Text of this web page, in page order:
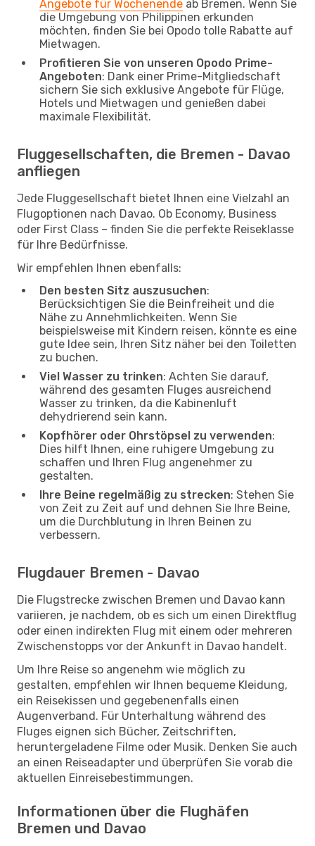
Angebote für Wochenende ab Bremen. Wenn Sie
die Umgebung von Philippinen erkunden
möchten, finden Sie bei Opodo tolle Rabatte auf
Mietwagen.
Profitieren Sie von unseren Opodo Prime-
Angeboten: Dank einer Prime-Mitgliedschaft
sichern Sie sich exklusive Angebote für Flüge,
Hotels und Mietwagen und genießen dabei
maximale Flexibilität.
Fluggesellschaften, die Bremen - Davao
anfliegen
Jede Fluggesellschaft bietet Ihnen eine Vielzahl an
Flugoptionen nach Davao. Ob Economy, Business
oder First Class – finden Sie die perfekte Reiseklasse
für Ihre Bedürfnisse.
Wir empfehlen Ihnen ebenfalls:
Den besten Sitz auszusuchen:
Berücksichtigen Sie die Beinfreiheit und die
Nähe zu Annehmlichkeiten. Wenn Sie
beispielsweise mit Kindern reisen, könnte es eine
gute Idee sein, Ihren Sitz näher bei den Toiletten
zu buchen.
Viel Wasser zu trinken: Achten Sie darauf,
während des gesamten Fluges ausreichend
Wasser zu trinken, da die Kabinenluft
dehydrierend sein kann.
Kopfhörer oder Ohrstöpsel zu verwenden:
Dies hilft Ihnen, eine ruhigere Umgebung zu
schaffen und Ihren Flug angenehmer zu
gestalten.
Ihre Beine regelmäßig zu strecken: Stehen Sie
von Zeit zu Zeit auf und dehnen Sie Ihre Beine,
um die Durchblutung in Ihren Beinen zu
verbessern.
Flugdauer Bremen - Davao
Die Flugstrecke zwischen Bremen und Davao kann
variieren, je nachdem, ob es sich um einen Direktflug
oder einen indirekten Flug mit einem oder mehreren
Zwischenstopps vor der Ankunft in Davao handelt.
Um Ihre Reise so angenehm wie möglich zu
gestalten, empfehlen wir Ihnen bequeme Kleidung,
ein Reisekissen und gegebenenfalls einen
Augenverband. Für Unterhaltung während des
Fluges eignen sich Bücher, Zeitschriften,
heruntergeladene Filme oder Musik. Denken Sie auch
an einen Reiseadapter und überprüfen Sie vorab die
aktuellen Einreisebestimmungen.
Informationen über die Flughäfen
Bremen und Davao